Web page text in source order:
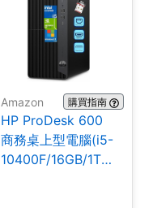
Amazon 購買指南
HP ProDesk 600
商務桌上型電腦(i5-
10400F/16GB/1TB